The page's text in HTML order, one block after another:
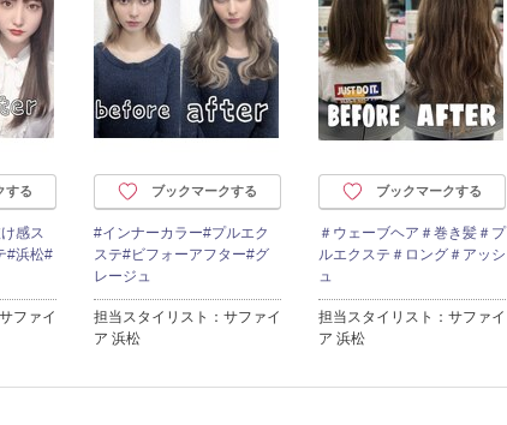
する
感ス
#浜松#
ファイ
ブックマークする
#インナーカラー#プルエク
ステ#ビフォーアフター#グ
レージュ
担当スタイリスト：サファイ
ア 浜松
ブックマークする
＃ウェーブヘア＃巻き髪＃プ
ルエクステ＃ロング＃アッシ
ュ
担当スタイリスト：サファイ
ア 浜松